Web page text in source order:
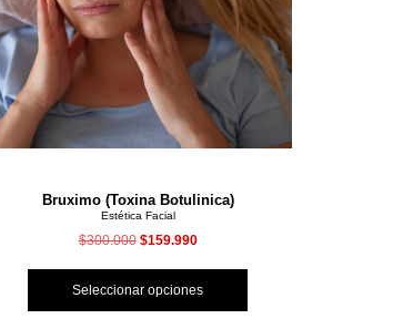
Bruximo (Toxina Botulinica)
Estética Facial
$300.000 $159.990
Seleccionar opciones